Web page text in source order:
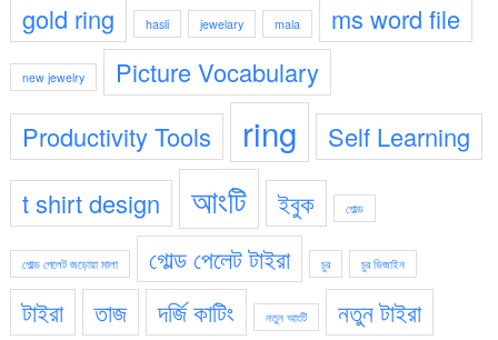
gold ring hasli jewelary mala ms word file
new jewelry
Picture Vocabulary
Productivity Tools
ring
Self Learning
t shirt design
আংটি ইবুক গোল্ড
গোল্ড পেলেট জড়োয়া মালা গোল্ড পেলেট টাইরা চুর চুর ডিজাইন
টাইরা তাজ দর্জি কাটিং নতুন আংটি নতুন টাইরা